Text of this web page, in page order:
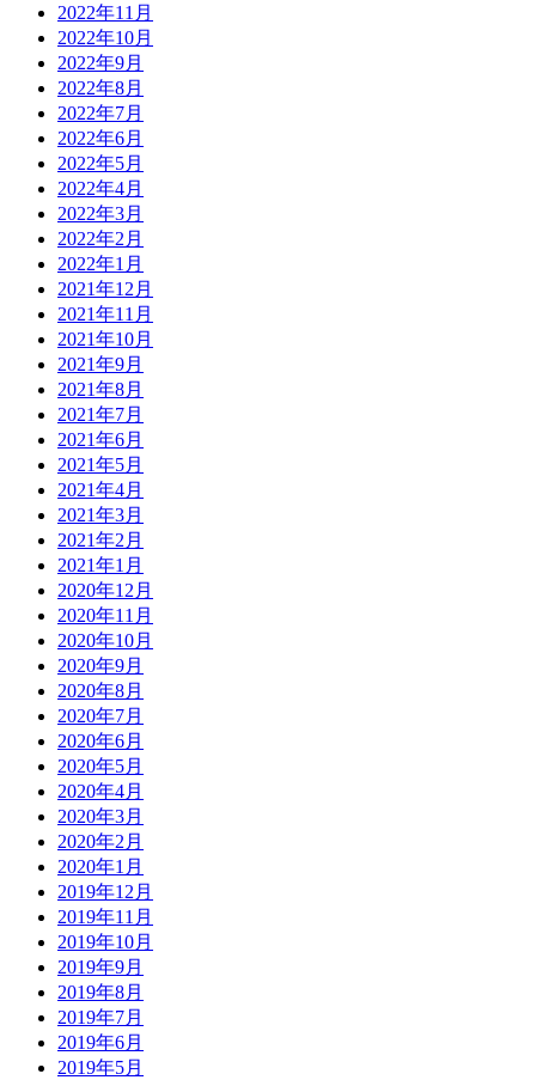
2022年11月
2022年10月
2022年9月
2022年8月
2022年7月
2022年6月
2022年5月
2022年4月
2022年3月
2022年2月
2022年1月
2021年12月
2021年11月
2021年10月
2021年9月
2021年8月
2021年7月
2021年6月
2021年5月
2021年4月
2021年3月
2021年2月
2021年1月
2020年12月
2020年11月
2020年10月
2020年9月
2020年8月
2020年7月
2020年6月
2020年5月
2020年4月
2020年3月
2020年2月
2020年1月
2019年12月
2019年11月
2019年10月
2019年9月
2019年8月
2019年7月
2019年6月
2019年5月